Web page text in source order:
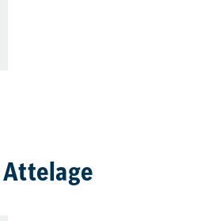
Attelage